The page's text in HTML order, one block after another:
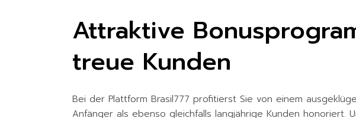
Attraktive
treue Kunden
Bei der Plattform Brasil777 profitierst Sie von einem
Anfänger als ebenso gleichfalls langjährige Kunden